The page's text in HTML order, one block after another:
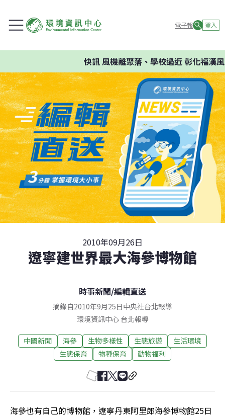
電子報 登入
快訊風機離聚落、學校過近 彰化福漢風
2010年09月26日
遼寧建世界最大海參博物館
時事新聞/編輯直送
摘錄自2010年9月25日中央社台北報導
環境資訊中心 台北報導
中國新聞 海參 生物多樣性 生態旅遊
生活環境
生態保育
物種保育 動物福利
海參也有自己的博物館，遼寧丹東阿里郎海參博物館25日